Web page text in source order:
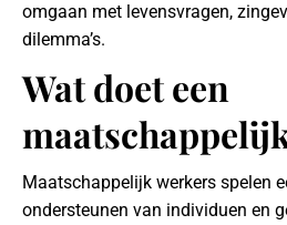
omgaan met levensvragen,
dilemma’s.
Wat doet een
Maatschappelijk werkers spelen
ondersteunen van individuen en